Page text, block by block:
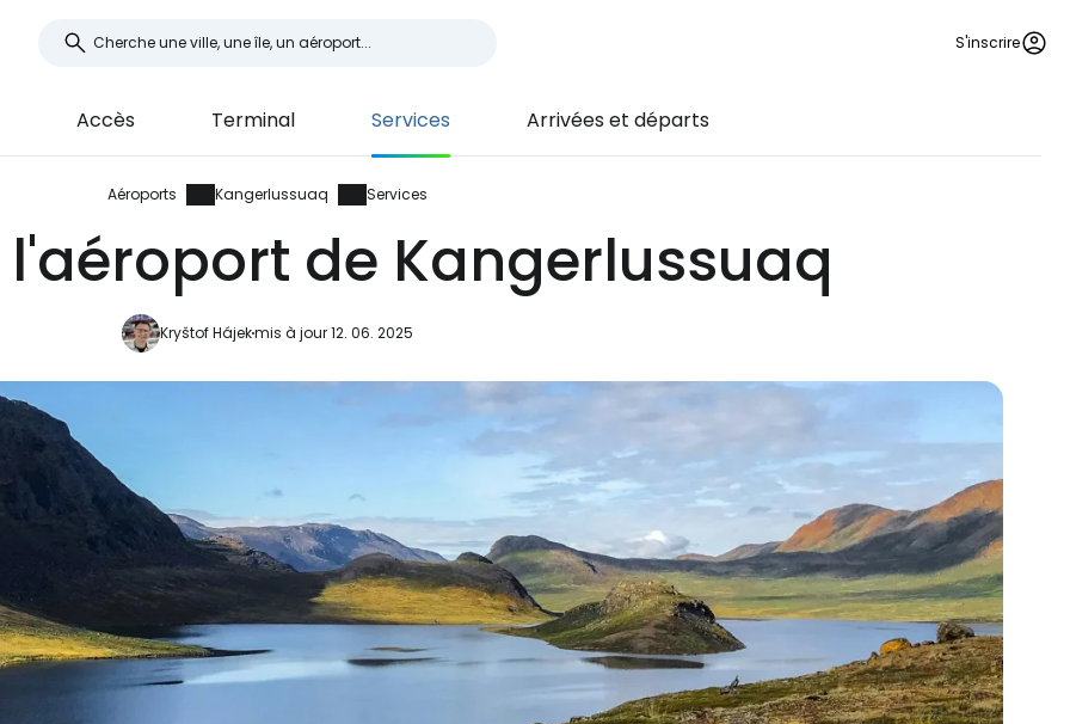
S'inscrire
Accès Terminal Services Arrivées et départs
Aéroports Kangerlussuaq Services
de Kangerlussuaq
Kryštof Hájekmis à jour 12. 06. 2025